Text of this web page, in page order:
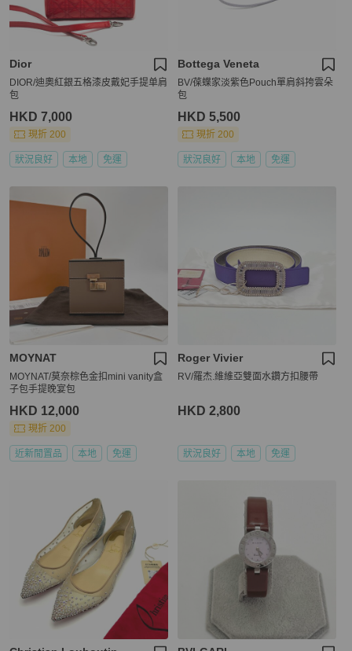
Dior
DIOR/迪奧紅銀五格漆皮戴妃手提单肩
包
HKD 7,000
現折 200
狀況良好 本地 免運
Bottega Veneta
BV/葆蝶家淡紫色Pouch單肩斜挎雲朵
包
HKD 5,500
現折 200
狀況良好 本地 免運
MOYNAT
MOYNAT/莫奈棕色金扣mini vanity盒
子包手提晚宴包
HKD 12,000
現折 200
近新閒置品 本地 免運
Roger Vivier
RV/羅杰.維維亞雙面水鑽方扣腰帶
HKD 2,800
狀況良好 本地 免運